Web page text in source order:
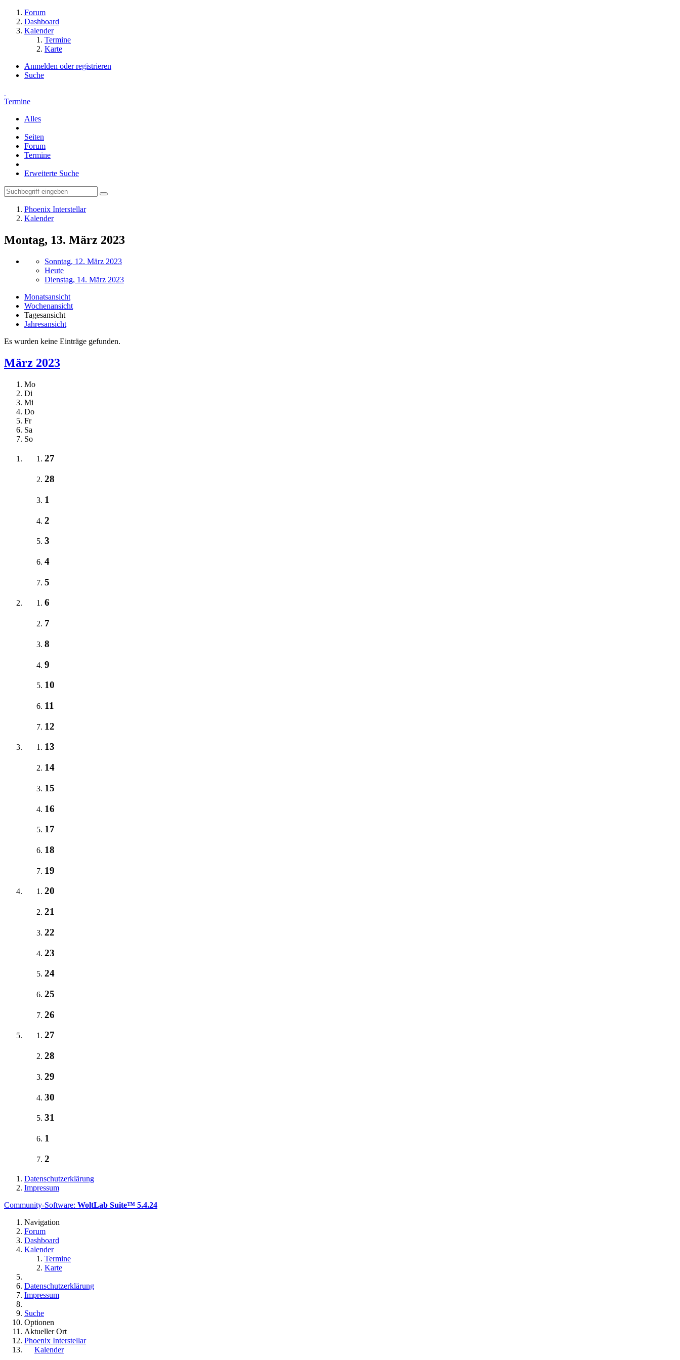
Forum
Dashboard
Kalender
Termine
Karte
Anmelden oder registrieren
Suche
Termine
Alles
Seiten
Forum
Termine
Erweiterte Suche
Phoenix Interstellar
Kalender
Montag, 13. März 2023
Sonntag, 12. März 2023
Heute
Dienstag, 14. März 2023
Monatsansicht
Wochenansicht
Tagesansicht
Jahresansicht
Es wurden keine Einträge gefunden.
März 2023
Mo
Di
Mi
Do
Fr
Sa
So
27
28
1
2
3
4
5
6
7
8
9
10
11
12
13
14
15
16
17
18
19
20
21
22
23
24
25
26
27
28
29
30
31
1
2
Datenschutzerklärung
Impressum
Community-Software: WoltLab Suite™ 5.4.24
Navigation
Forum
Dashboard
Kalender
Termine
Karte
Datenschutzerklärung
Impressum
Suche
Optionen
Aktueller Ort
Phoenix Interstellar
Kalender